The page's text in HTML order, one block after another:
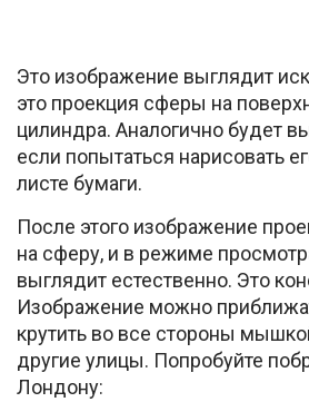
Это изображение выглядит
это проекция сферы на
цилиндра. Аналогично будет
если попытаться нарисовать
листе бумаги.
После этого изображение
на сферу, и в режиме
выглядит естественно. Это
Изображение можно
крутить во все стороны
другие улицы. Попробуйте
Лондону: